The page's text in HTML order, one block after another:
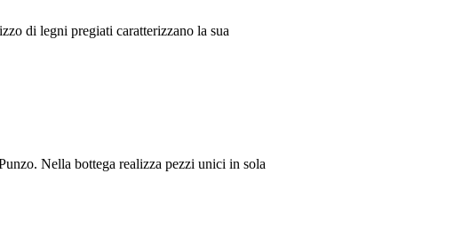
di legni pregiati caratterizzano la sua
Nella bottega realizza pezzi unici in sola